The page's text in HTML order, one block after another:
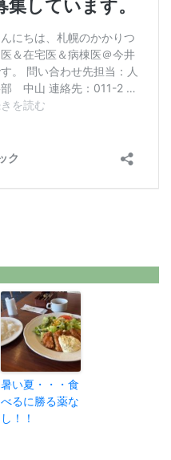
暑い夏・・・食
べるに勝る薬な
し！！